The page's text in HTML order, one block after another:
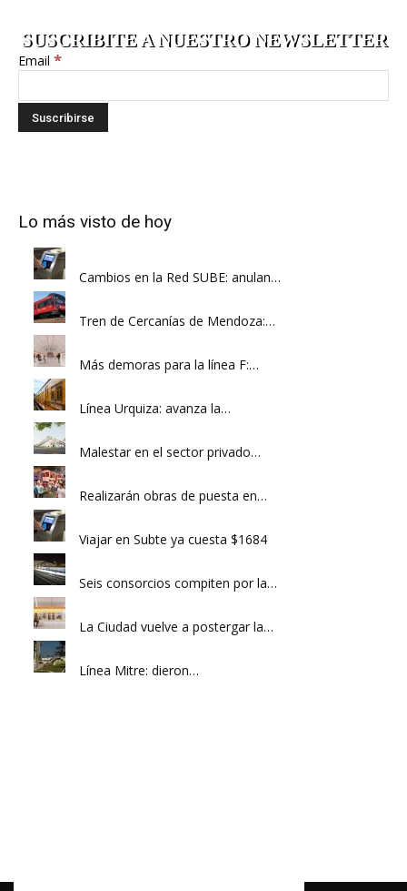
SUSCRIBITE A NUESTRO NEWSLETTER
Email *
Lo más visto de hoy
Cambios en la Red SUBE: anulan…
Tren de Cercanías de Mendoza:…
Más demoras para la línea F:…
Línea Urquiza: avanza la…
Malestar en el sector privado…
Realizarán obras de puesta en…
Viajar en Subte ya cuesta $1684
Seis consorcios compiten por la…
La Ciudad vuelve a postergar la…
Línea Mitre: dieron…